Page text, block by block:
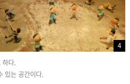
4
하다.
있는 공간이다.